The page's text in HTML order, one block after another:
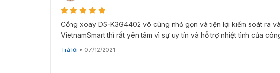
Cổng xoay DS-K3G4402 vô cùng nhỏ gọn và tiện lợi kiểm soát ra
VietnamSmart thì rất yên tâm vì sự uy tín và hỗ trợ nhiệt tình của
Trả lời • 07/12/2021